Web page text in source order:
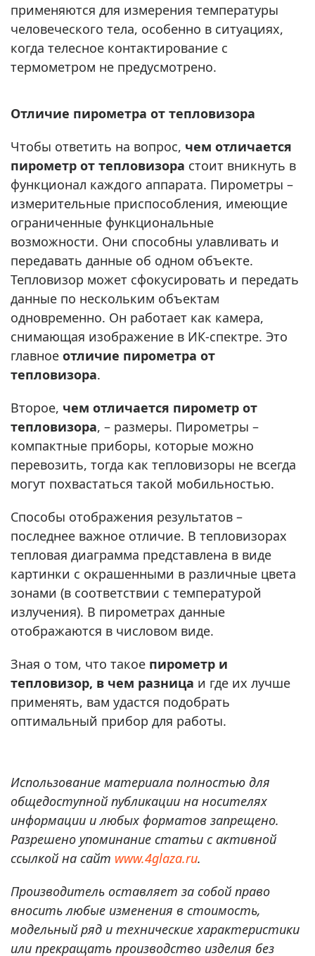
применяются для измерения температуры
человеческого тела, особенно в ситуациях,
когда телесное контактирование с
термометром не предусмотрено.
Отличие пирометра от тепловизора
Чтобы ответить на вопрос, чем отличается
пирометр от тепловизора стоит вникнуть в
функционал каждого аппарата. Пирометры –
измерительные приспособления, имеющие
ограниченные функциональные
возможности. Они способны улавливать и
передавать данные об одном объекте.
Тепловизор может сфокусировать и передать
данные по нескольким объектам
одновременно. Он работает как камера,
снимающая изображение в ИК-спектре. Это
главное отличие пирометра от
тепловизора.
Второе, чем отличается пирометр от
тепловизора, – размеры. Пирометры –
компактные приборы, которые можно
перевозить, тогда как тепловизоры не всегда
могут похвастаться такой мобильностью.
Способы отображения результатов –
последнее важное отличие. В тепловизорах
тепловая диаграмма представлена в виде
картинки с окрашенными в различные цвета
зонами (в соответствии с температурой
излучения). В пирометрах данные
отображаются в числовом виде.
Зная о том, что такое пирометр и
тепловизор, в чем разница и где их лучше
применять, вам удастся подобрать
оптимальный прибор для работы.
Использование материала полностью для
общедоступной публикации на носителях
информации и любых форматов запрещено.
Разрешено упоминание статьи с активной
ссылкой на сайт www.4glaza.ru.
Производитель оставляет за собой право
вносить любые изменения в стоимость,
модельный ряд и технические характеристики
или прекращать производство изделия без